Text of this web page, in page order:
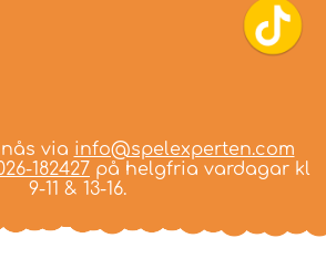
via info@spelexperten.com
182427 på helgfria vardagar kl
9-11 & 13-16.